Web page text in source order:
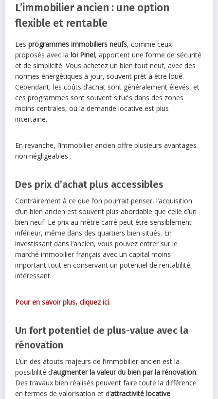
L’immobilier ancien : une option
flexible et rentable
Lesprogrammes immobiliers neufs, comme ceux
proposés avec laloi Pinel, apportent une forme de sécurité
et de simplicité. Vous achetez un bien tout neuf, avec des
normes énergétiques à jour, souvent prêt à être loué.
Cependant, les coûts d’achat sont généralement élevés, et
ces programmes sont souvent situés dans des zones
moins centrales, où la demande locative est plus
incertaine.
En revanche, l’immobilier ancien offre plusieurs avantages
non négligeables :
Des prix d’achat plus accessibles
Contrairement à ce que l’on pourrait penser, l’acquisition
d’un bien ancien est souvent plus abordable que celle d’un
bien neuf. Le prix au mètre carré peut être sensiblement
inférieur, même dans des quartiers bien situés. En
investissant dans l’ancien, vous pouvez entrer sur le
marché immobilier français avec un capital moins
important tout en conservant un potentiel de rentabilité
intéressant.
Pour en savoir plus, cliquez ici.
Un fort potentiel de plus-value avec la
rénovation
L’un des atouts majeurs de l’immobilier ancien est la
possibilité d’augmenter la valeur du bien par la rénovation.
Des travaux bien réalisés peuvent faire toute la différence
en termes de valorisation et d’attractivité locative.